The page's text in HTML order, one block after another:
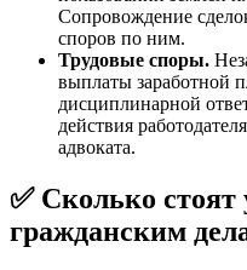
Сопровождение
споров по ним.
Трудовые споры.
выплаты заработной
дисциплинарной
действия
адвоката.
✅ Сколько стоят
гражданским